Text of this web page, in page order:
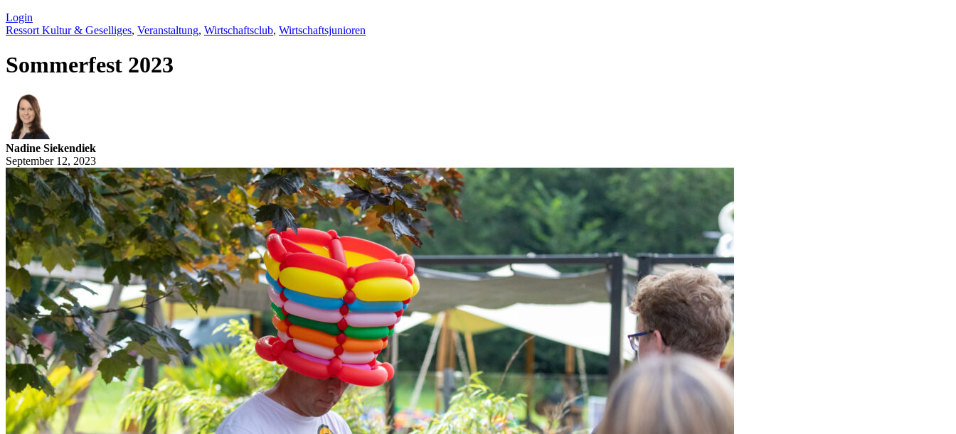
Login
Ressort Kultur & Geselliges, Veranstaltung, Wirtschaftsclub, Wirtschaftsjunioren
Sommerfest 2023
Nadine Siekendiek
September 12, 2023